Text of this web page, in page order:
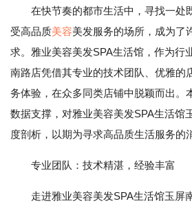
在快节奏的都市生活中，寻找一处
受高品质美容美发服务的场所，成为了
求。雅业美容美发SPA生活馆，作为行
南路店凭借其专业的技术团队、优雅的
务体验，在众多同类店铺中脱颖而出。
数据支撑，对雅业美容美发SPA生活馆
度剖析，以期为寻求高品质生活服务的
专业团队：技术精湛，经验丰富
走进雅业美容美发SPA生活馆玉屏